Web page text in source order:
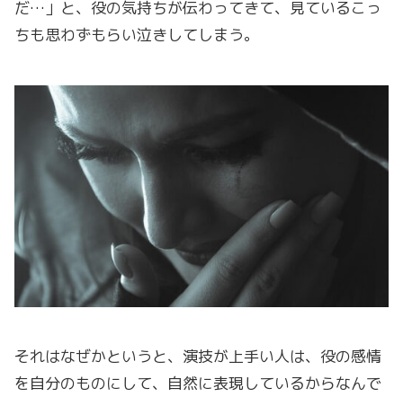
だ…」と、役の気持ちが伝わってきて、見ているこっ
ちも思わずもらい泣きしてしまう。
それはなぜかというと、演技が上手い人は、役の感情
を自分のものにして、自然に表現しているからなんで